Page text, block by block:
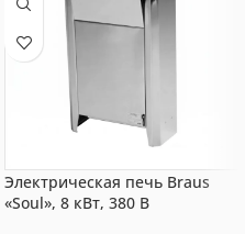
Электрическая печь Braus
«Soul», 8 кВт, 380 В